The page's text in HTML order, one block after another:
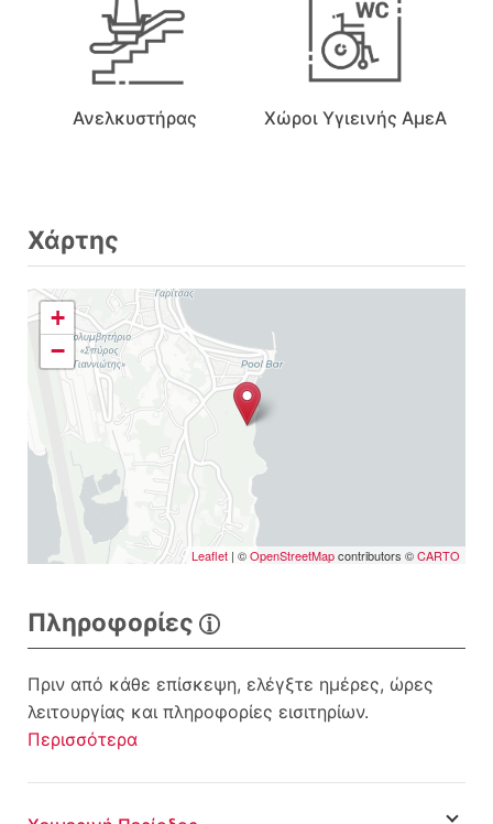
Ανελκυστήρας Χώροι Υγιεινής ΑμεΑ
Χάρτης
+
−
Leaflet | ©OpenStreetMapcontributors ©CARTO
Πληροφορίες
Πριν από κάθε επίσκεψη, ελέγξτε ημέρες, ώρες
λειτουργίας και πληροφορίες εισιτηρίων.
Περισσότερα